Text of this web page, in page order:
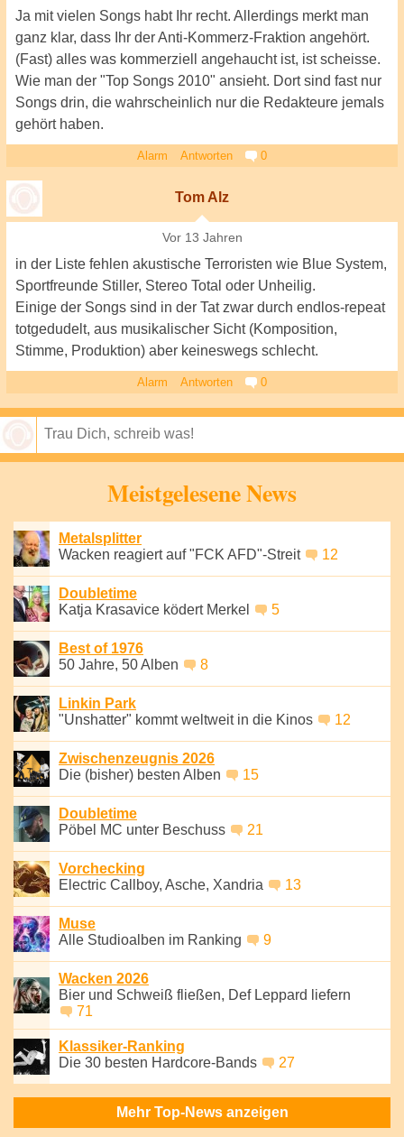
Ja mit vielen Songs habt Ihr recht. Allerdings merkt man
ganz klar, dass Ihr der Anti-Kommerz-Fraktion angehört.
(Fast) alles was kommerziell angehaucht ist, ist scheisse.
Wie man der "Top Songs 2010" ansieht. Dort sind fast nur
Songs drin, die wahrscheinlich nur die Redakteure jemals
gehört haben.
Alarm Antworten 0
Tom Alz
Vor 13 Jahren
in der Liste fehlen akustische Terroristen wie Blue System,
Sportfreunde Stiller, Stereo Total oder Unheilig.
Einige der Songs sind in der Tat zwar durch endlos-repeat
totgedudelt, aus musikalischer Sicht (Komposition,
Stimme, Produktion) aber keineswegs schlecht.
Alarm Antworten 0
Meistgelesene News
Metalsplitter
Wacken reagiert auf "FCK AFD"-Streit
12
Doubletime
Katja Krasavice ködert Merkel
5
Best of 1976
50 Jahre, 50 Alben
8
Linkin Park
"Unshatter" kommt weltweit in die Kinos
12
Zwischenzeugnis 2026
Die (bisher) besten Alben
15
Doubletime
Pöbel MC unter Beschuss
21
Vorchecking
Electric Callboy, Asche, Xandria
13
Muse
Alle Studioalben im Ranking
9
Wacken 2026
Bier und Schweiß fließen, Def Leppard liefern
71
Klassiker-Ranking
Die 30 besten Hardcore-Bands
27
Mehr Top-News anzeigen